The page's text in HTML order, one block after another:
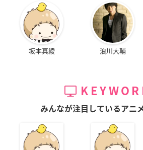
坂本真綾 浪川大輔
みんなが注目しているアニ